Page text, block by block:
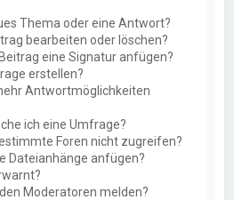
Thema oder eine Antwort?
bearbeiten oder löschen?
eine Signatur anfügen?
erstellen?
Antwortmöglichkeiten
ich eine Umfrage?
Foren nicht zugreifen?
Dateianhänge anfügen?
Moderatoren melden?